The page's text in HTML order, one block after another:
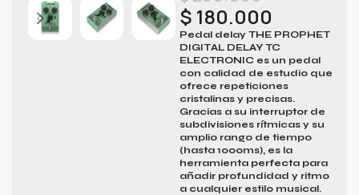
$ 180.000
Pedal delay THE PROPHET
DIGITAL DELAY TC
ELECTRONIC es un pedal
con calidad de estudio que
ofrece repeticiones
cristalinas y precisas.
Gracias a su interruptor de
subdivisiones rítmicas y su
amplio rango de tiempo
(hasta 1000ms), es la
herramienta perfecta para
añadir profundidad y ritmo
a cualquier estilo musical.